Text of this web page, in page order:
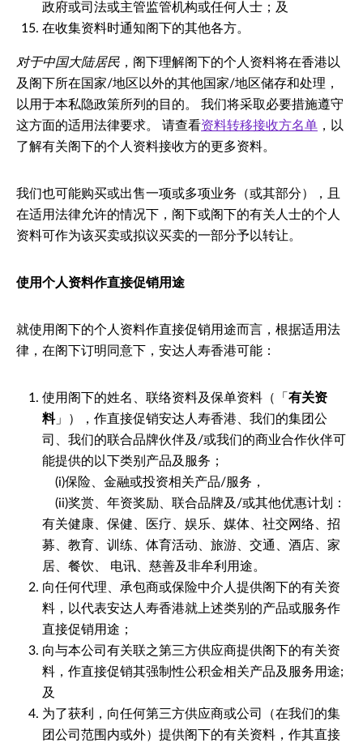
政府或司法或主管监管机构或任何人士；及
在收集资料时通知阁下的其他各方。
对于中国大陆居民 ，阁下理解阁下的个人资料将在香港以
及阁下所在国家/地区以外的其他国家/地区储存和处理，
以用于本私隐政策所列的目的。 我们将采取必要措施遵守
这方面的适用法律要求。 请查看资料转移接收方名单 ，以
了解有关阁下的个人资料接收方的更多资料。
我们也可能购买或出售一项或多项业务（或其部分），且
在适用法律允许的情况下，阁下或阁下的有关人士的个人
资料可作为该买卖或拟议买卖的一部分予以转让。
使用个人资料作直接促销用途
就使用阁下的个人资料作直接促销用途而言，根据适用法
律，在阁下订明同意下，安达人寿香港可能：
使用阁下的姓名、联络资料及保单资料（「 有关资
料」），作直接促销安达人寿香港、我们的集团公
司、我们的联合品牌伙伴及/或我们的商业合作伙伴可
能提供的以下类别产品及服务；
(i)保险、金融或投资相关产品/服务，
(ii)奖赏、年资奖励、联合品牌及/或其他优惠计划：
有关健康、保健、医疗、娱乐、媒体、社交网络、招
募、教育、训练、体育活动、旅游、交通、酒店、家
居、餐饮、 电讯、慈善及非牟利用途。
向任何代理、承包商或保险中介人提供阁下的有关资
料，以代表安达人寿香港就上述类别的产品或服务作
直接促销用途；
向与本公司有关联之第三方供应商提供阁下的有关资
料，作直接促销其强制性公积金相关产品及服务用途;
及
为了获利，向任何第三方供应商或公司（在我们的集
团公司范围内或外）提供阁下的有关资料，作其直接